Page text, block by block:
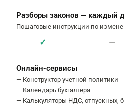
Разборы законов — каждый
Пошаговые инструкции по
✓ —
Онлайн-сервисы
— Конструктор учетной политики
— Календарь бухгалтера
— Калькуляторы НДС, отпускных,